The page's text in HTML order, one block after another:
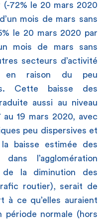
72% le 20 mars 2020
mois de mars sans
le 20 mars 2020 par
mois de mars sans
secteurs d’activité
en raison du peu
Cette baisse des
aussi au niveau
19 mars 2020, avec
peu dispersives et
baisse estimée des
dans l’agglomération
de la diminution des
routier), serait de
à ce qu’elles auraient
période normale (hors